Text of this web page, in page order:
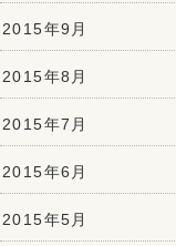
2015年9月
2015年8月
2015年7月
2015年6月
2015年5月